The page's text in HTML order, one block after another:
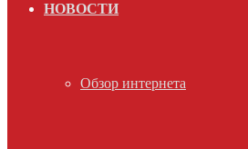
НОВОСТИ
Обзор интернета